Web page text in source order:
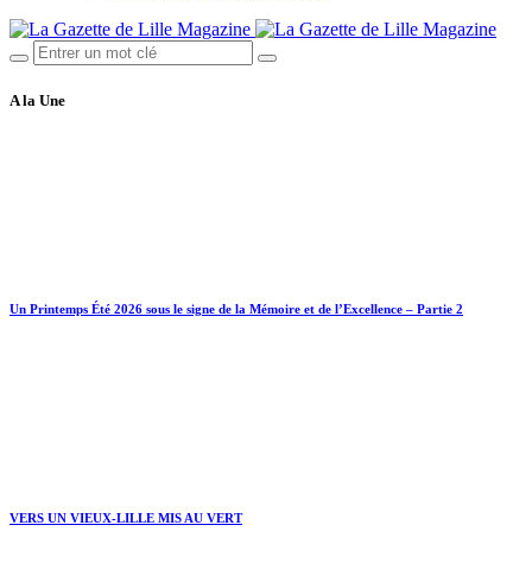
A la Une
Un Printemps Été 2026 sous le signe de la Mémoire et de l’Excellence – Partie 2
VERS UN VIEUX-LILLE MIS AU VERT